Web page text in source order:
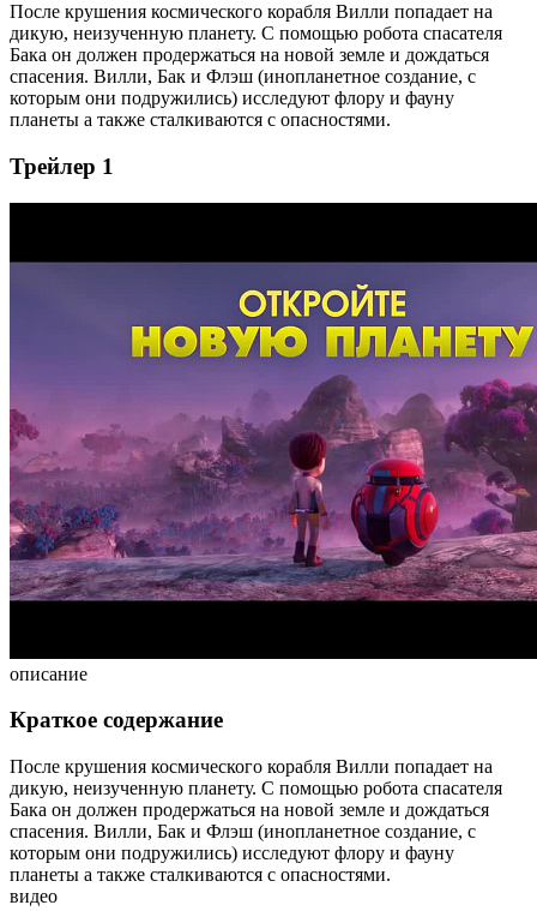
После крушения космического корабля Вилли попадает на
дикую, неизученную планету. С помощью робота спасателя
Бака он должен продержаться на новой земле и дождаться
спасения. Вилли, Бак и Флэш (инопланетное создание, с
которым они подружились) исследуют флору и фауну
планеты а также сталкиваются с опасностями.
Трейлер 1
описание
Краткое содержание
После крушения космического корабля Вилли попадает на
дикую, неизученную планету. С помощью робота спасателя
Бака он должен продержаться на новой земле и дождаться
спасения. Вилли, Бак и Флэш (инопланетное создание, с
которым они подружились) исследуют флору и фауну
планеты а также сталкиваются с опасностями.
видео